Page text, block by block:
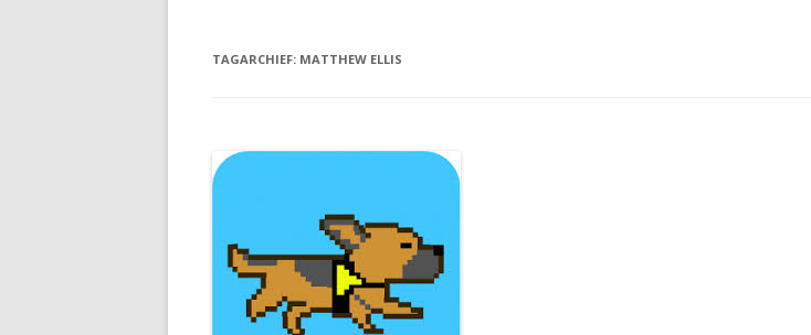
TAGARCHIEF: MATTHEW ELLIS